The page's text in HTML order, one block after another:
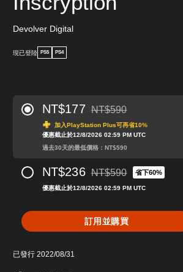
Devolver Digital
現已登陸 PS5 PS4
NT$177 折扣前原價為NT$590
NT$590
加入PlayStation Plus可再省10%
優惠截止於12/8/2026 02:59 PM UTC
過去30天的最低價格：NT$590
NT$236 折扣前原價為NT$590
NT$590 省下60%
優惠截止於12/8/2026 02:59 PM UTC
訂用並購買
已發行 2022/08/31